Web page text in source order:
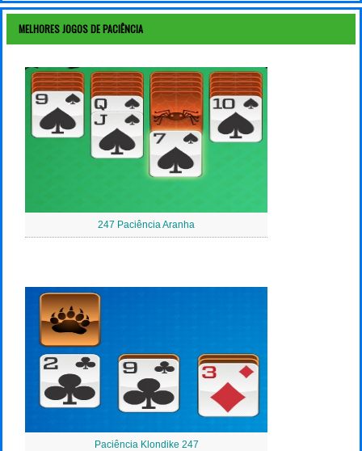
MELHORES JOGOS DE PACIÊNCIA
247 Paciência Aranha
Paciência Klondike 247